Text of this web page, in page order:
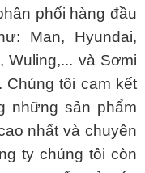
phối hàng đầu
Man, Hyundai,
Wuling,... và Sơmi
Chúng tôi cam kết
những sản phẩm
nhất và chuyên
ty chúng tôi còn